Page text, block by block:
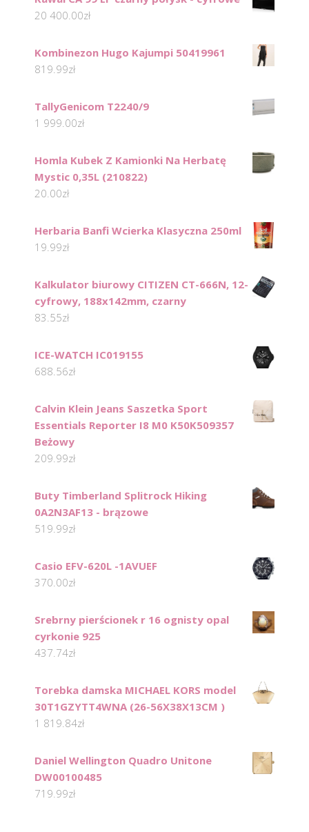
20 400.00zł
Kombinezon Hugo Kajumpi 50419961
819.99zł
TallyGenicom T2240/9
1 999.00zł
Homla Kubek Z Kamionki Na Herbatę
Mystic 0,35L (210822)
20.00zł
Herbaria Banfi Wcierka Klasyczna 250ml
19.99zł
Kalkulator biurowy CITIZEN CT-666N, 12-
cyfrowy, 188x142mm, czarny
83.55zł
ICE-WATCH IC019155
688.56zł
Calvin Klein Jeans Saszetka Sport
Essentials Reporter I8 M0 K50K509357
Beżowy
209.99zł
Buty Timberland Splitrock Hiking
0A2N3AF13 - brązowe
519.99zł
Casio EFV-620L -1AVUEF
370.00zł
Srebrny pierścionek r 16 ognisty opal
cyrkonie 925
437.74zł
Torebka damska MICHAEL KORS model
30T1GZYTT4WNA (26-56X38X13CM )
1 819.84zł
Daniel Wellington Quadro Unitone
DW00100485
719.99zł